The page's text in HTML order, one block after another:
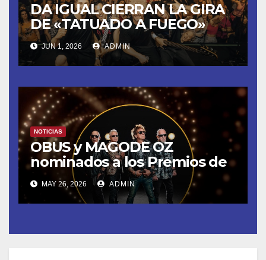
DA IGUAL CIERRAN LA GIRA
DE «TATUADO A FUEGO»
CON UN LLENO EN LA SALA
DEL MOVISTAR ARENA DE
MADRID
JUN 1, 2026 ADMIN
NOTICIAS
OBUS y MAGODE OZ
nominados a los Premios de
la Academia de la Música de
España- Esta noche en La 2
MAY 26, 2026 ADMIN